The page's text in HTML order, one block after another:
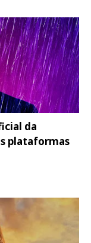
da
plataformas